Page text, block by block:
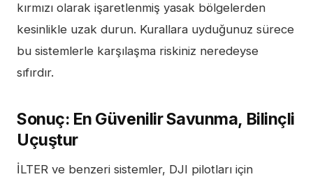
kırmızı olarak işaretlenmiş yasak bölgelerden
kesinlikle uzak durun. Kurallara uyduğunuz sürece
bu sistemlerle karşılaşma riskiniz neredeyse
sıfırdır.
Sonuç: En Güvenilir Savunma, Bilinçli
Uçuştur
İLTER ve benzeri sistemler, DJI pilotları için